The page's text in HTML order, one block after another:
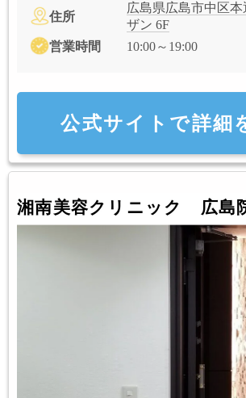
住所
広島県広島市中区本
ザン 6F
営業時間
10:00～19:00
公式サイトで詳細
湘南美容クリニック 広島